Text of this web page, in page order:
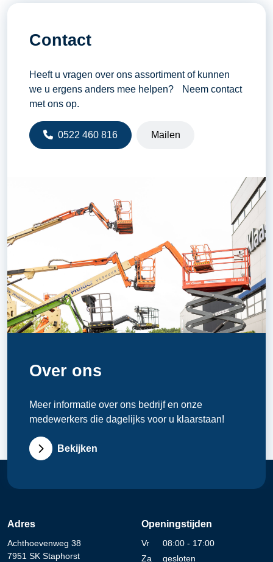
Contact
Heeft u vragen over ons assortiment of kunnen
we u ergens anders mee helpen? Neem contact
met ons op.
0522 460 816 Mailen
Over ons
Meer informatie over ons bedrijf en onze
medewerkers die dagelijks voor u klaarstaan!
Bekijken
Adres
Achthoevenweg 38
7951 SK Staphorst
Openingstijden
Vr
08:00 - 17:00
Za
gesloten